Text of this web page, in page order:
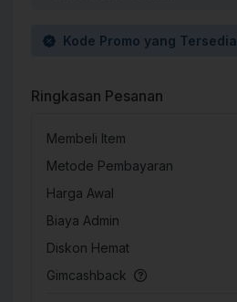
Kode Promo yang Tersedia
Ringkasan Pesanan
Membeli Item
Metode Pembayaran
Harga Awal
Biaya Admin
Diskon Hemat
Gimcashback